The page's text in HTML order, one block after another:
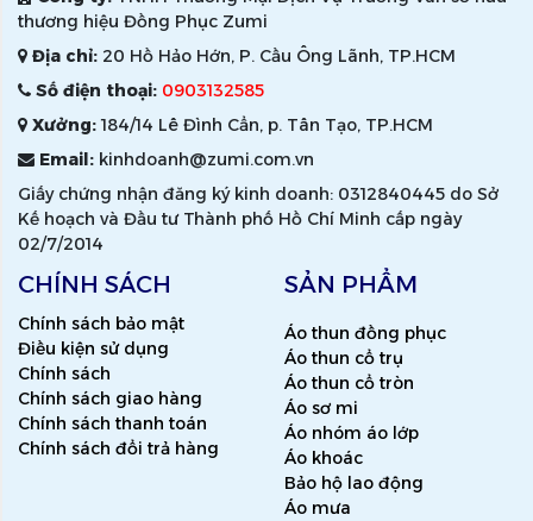
thương hiệu Đồng Phục Zumi
Địa chỉ: 20 Hồ Hảo Hớn, P. Cầu Ông Lãnh, TP.HCM
Số điện thoại: 0903132585
Xưởng:184/14 Lê Đình Cẩn, p. Tân Tạo, TP.HCM
Email: kinhdoanh@zumi.com.vn
Giấy chứng nhận đăng ký kinh doanh: 0312840445 do Sở
Kế hoạch và Đầu tư Thành phố Hồ Chí Minh cấp ngày
02/7/2014
CHÍNH SÁCH
Chính sách bảo mật
Điều kiện sử dụng
Chính sách
Chính sách giao hàng
Chính sách thanh toán
Chính sách đổi trả hàng
SẢN PHẨM
Áo thun đồng phục
Áo thun cổ trụ
Áo thun cổ tròn
Áo sơ mi
Áo nhóm áo lớp
Áo khoác
Bảo hộ lao động
Áo mưa